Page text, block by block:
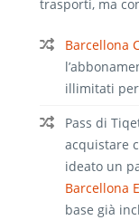
trasporti, ma
Barcellona
illimitati
Pass di
acquistare
ideato un
Barcellona
base già